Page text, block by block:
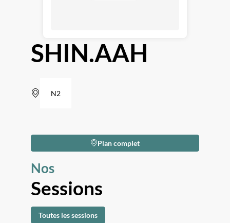
SHIN.AAH
N2
Plan complet
Nos
Sessions
Toutes les sessions